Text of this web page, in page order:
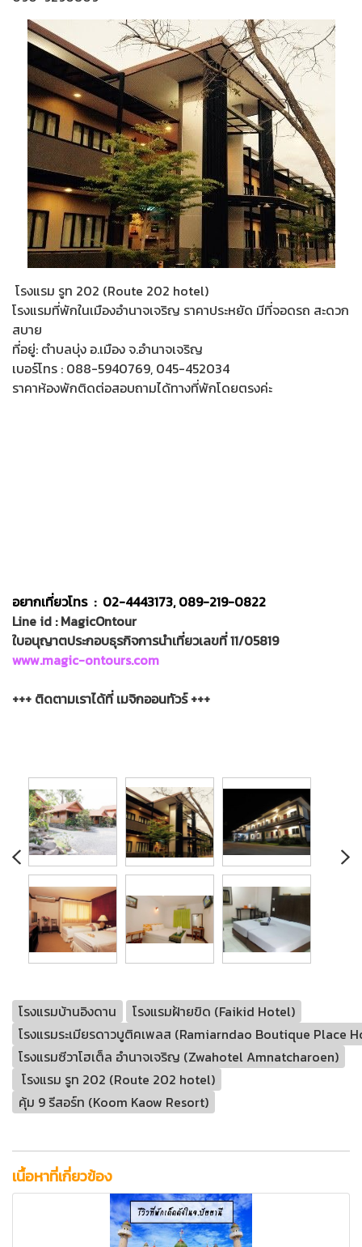
โรงแรม รูท 202 (Route 202 hotel)
โรงแรมที่พักในเมืองอำนาจเจริญ ราคาประหยัด มีที่จอดรถ สะดวก
สบาย
ที่อยู่: ตำบลบุ่ง อ.เมือง จ.อำนาจเจริญ
เบอร์โทร : 088-5940769, 045-452034
ราคาห้องพักติดต่อสอบถามได้ทางที่พักโดยตรงค่ะ
อยากเที่ยวโทร : 02-4443173, 089-219-0822
Line id : MagicOntour
ใบอนุญาตประกอบธุรกิจการนำเที่ยวเลขที่ 11/05819
www.magic-ontours.com
+++ ติดตามเราได้ที่ เมจิกออนทัวร์ +++
โรงแรมบ้านอิงดาน
โรงแรมฝ้ายขิด (Faikid Hotel)
โรงแรมระเมียรดาวบูติคเพลส (Ramiarndao Boutique Place
โรงแรมซีวาโฮเต็ล อำนาจเจริญ (Zwahotel Amnatcharoen)
โรงแรม รูท 202 (Route 202 hotel)
คุ้ม 9 รีสอร์ท (Koom Kaow Resort)
เนื้อหาที่เกี่ยวข้อง